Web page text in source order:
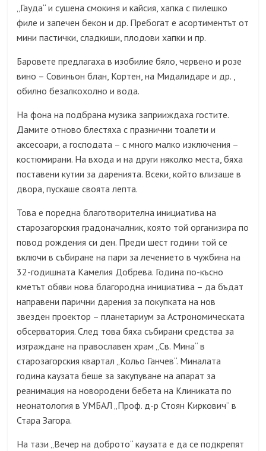
„Гауда“ и сушена смокиня и кайсия, хапка с пилешко
филе и запечен бекон и др. Пребогат е асортиментът от
мини пастички, сладкиши, плодови хапки и пр.
Баровете предлагаха в изобилие бяло, червено и розе
вино – Совиньон блан, Кортен, на Мидалидаре и др. ,
обилно безалкохолно и вода.
На фона на подбрана музика заприиждаха гостите.
Дамите отново блестяха с празнични тоалети и
аксесоари, а господата – с много малко изключения –
костюмирани. На входа и на други няколко места, бяха
поставени кутии за даренията. Всеки, който влизаше в
двора, пускаше своята лепта.
Това е поредна благотворителна инициатива на
старозагорския градоначалник, която той организира по
повод рождения си ден. Преди шест години той се
включи в събиране на пари за лечението в чужбина на
32-годишната Камелия Добрева. Година по-късно
кметът обяви нова благородна инициатива – да бъдат
направени парични дарения за покупката на нов
звезден проектор – планетариум за Астрономическата
обсерватория. След това бяха събирани средства за
изграждане на православен храм „Св. Мина“ в
старозагорския квартал „Кольо Ганчев“. Миналата
година каузата беше за закупуване на апарат за
реанимация на новородени бебета на Клиниката по
неонатология в УМБАЛ „Проф. д-р Стоян Киркович“ в
Стара Загора.
На тази „Вечер на доброто“ каузата е да се подкрепят